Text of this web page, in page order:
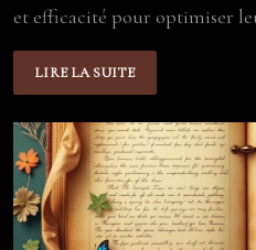
et efficacité pour optimiser
LIRE LA SUITE